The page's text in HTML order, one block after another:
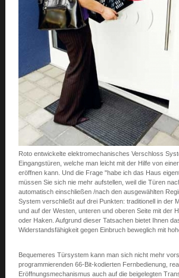
Roto entwickelte elektromechanisches Verschloss
Eingangstüren, welche man leicht mit der Hilfe von
eröffnen kann. Und die Frage "habe ich das Haus
müssen Sie sich nie mehr aufstellen, weil die Türen
automatisch einschließen /nach den ausgewählten
System verschließt auf drei Punkten: traditionell in der
und auf der Westen, unteren und oberen Seite mit der
oder Haken. Aufgrund dieser Tatsachen bietet Ihnen
Widerstandsfähigkeit gegen Einbruch beweglich mit
Bequemeres Türsystem kann man sich nicht mehr
programmierenden 66-Bit-kodierten Fernbedienung,
Eröffnungsmechanismus auch auf die beigelegten